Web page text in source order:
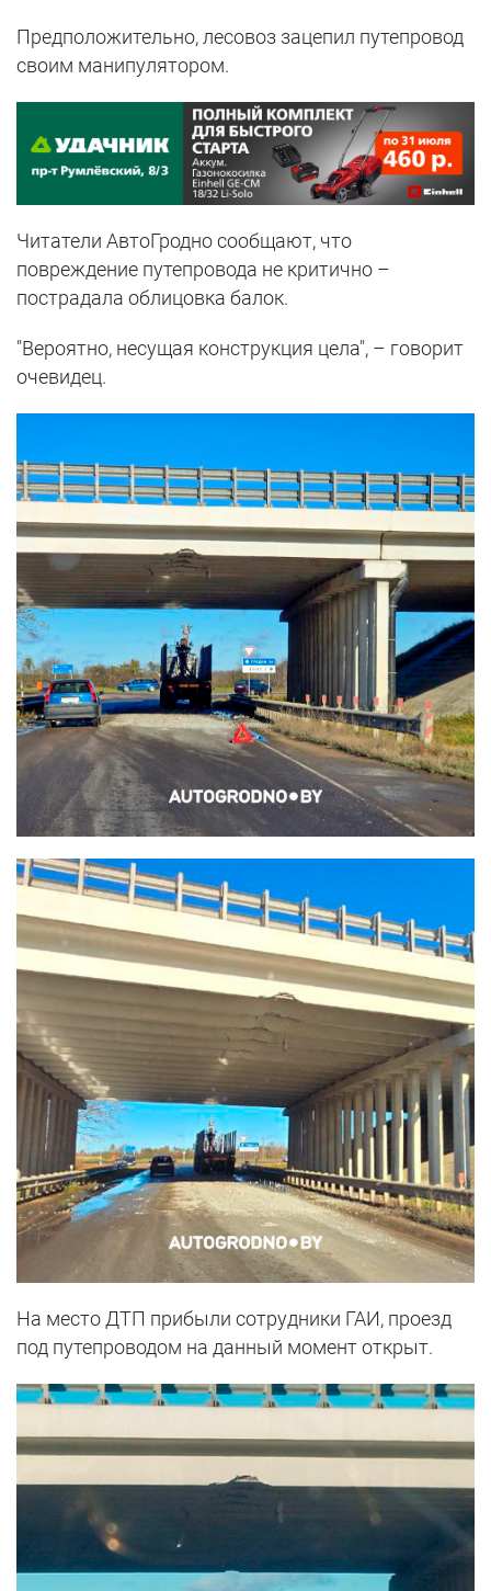
Предположительно, лесовоз зацепил путепровод
своим манипулятором.
Читатели АвтоГродно сообщают, что
повреждение путепровода не критично –
пострадала облицовка балок.
"Вероятно, несущая конструкция цела", – говорит
очевидец.
На место ДТП прибыли сотрудники ГАИ, проезд
под путепроводом на данный момент открыт.